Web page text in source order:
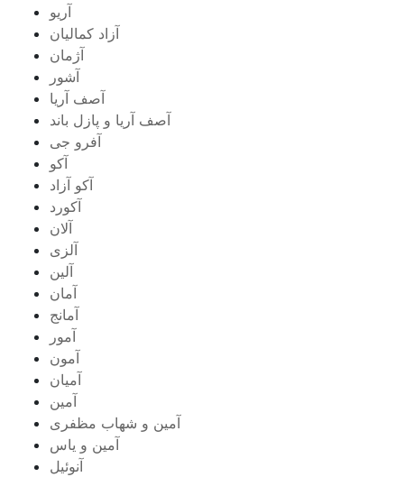
آریو
آزاد کمالیان
آژمان
آشور
آصف آریا
آصف آریا و پازل باند
آفرو جی
آکو
آکو آزاد
آکورد
آلان
آلزی
آلین
آمان
آمانج
آمور
آمون
آمیان
آمین
آمین و شهاب مظفری
آمین و یاس
آنوئیل